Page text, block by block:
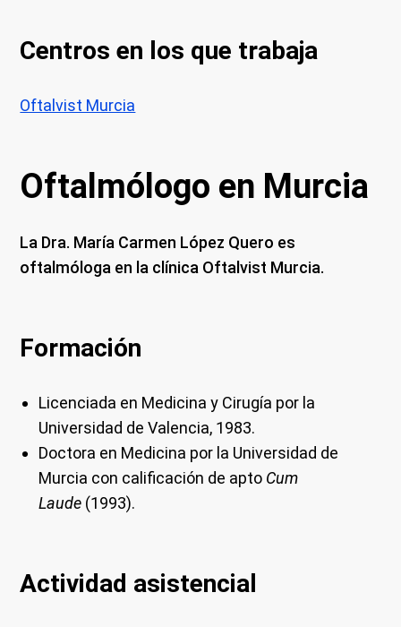
Centros en los que trabaja
Oftalvist Murcia
Oftalmólogo en Murcia
La Dra. María Carmen López Quero es
oftalmóloga en la clínica Oftalvist Murcia.
Formación
Licenciada en Medicina y Cirugía por la
Universidad de Valencia, 1983.
Doctora en Medicina por la Universidad de
Murcia con calificación de apto Cum
Laude (1993).
Actividad asistencial